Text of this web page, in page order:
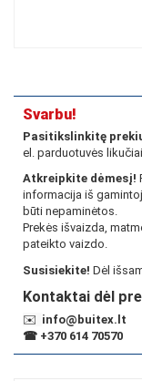
Svarbu!
Pasitikslinkitę
el. parduotuvės
Atkreipkite dėmesį!
informacija iš
būti nepaminėtos.
Prekės išvaizda,
pateikto vaizdo.
Susisiekite! Dėl
Kontaktai dėl
✉️ info@buitex.lt
☎ +370 614 70570